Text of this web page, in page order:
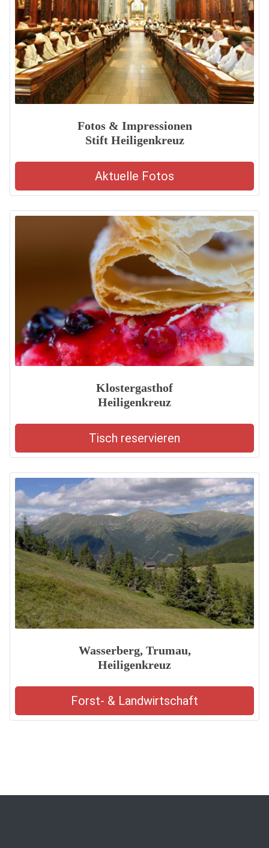
Fotos & Impressionen
Stift Heiligenkreuz
Aktuelle Fotos
Klostergasthof
Heiligenkreuz
Tisch reservieren
Wasserberg, Trumau,
Heiligenkreuz
Forst- & Landwirtschaft